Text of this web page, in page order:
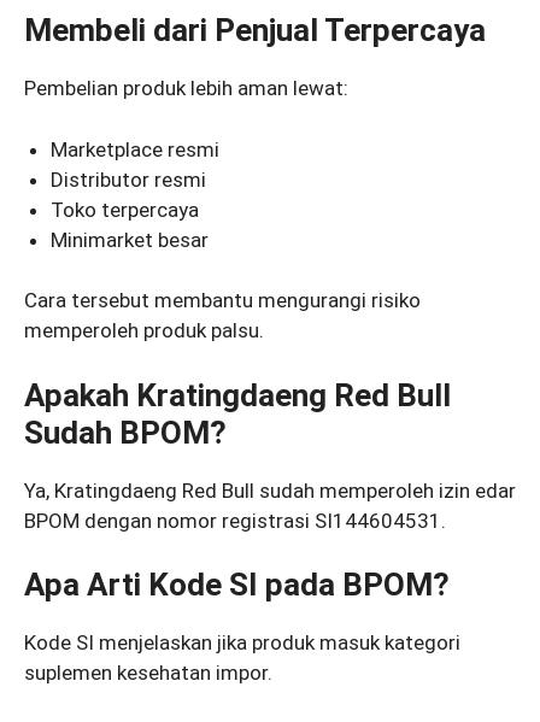
Membeli dari Penjual Terpercaya
Pembelian produk lebih aman lewat:
Marketplace resmi
Distributor resmi
Toko terpercaya
Minimarket besar
Cara tersebut membantu mengurangi risiko
memperoleh produk palsu.
Apakah Kratingdaeng Red Bull
Sudah BPOM?
Ya, Kratingdaeng Red Bull sudah memperoleh izin edar
BPOM dengan nomor registrasi SI144604531.
Apa Arti Kode SI pada BPOM?
Kode SI menjelaskan jika produk masuk kategori
suplemen kesehatan impor.